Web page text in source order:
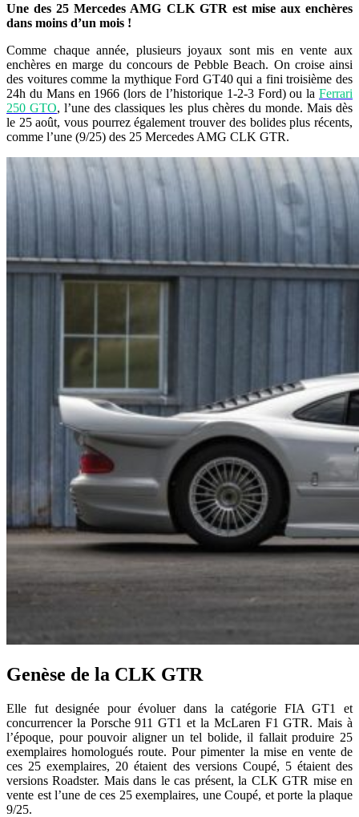
Une des 25 Mercedes AMG CLK GTR est mise aux enchères
dans moins d’un mois !
Comme chaque année, plusieurs joyaux sont mis en vente aux
enchères en marge du concours de Pebble Beach. On croise ainsi
des voitures comme la mythique Ford GT40 qui a fini troisième des
24h du Mans en 1966 (lors de l’historique 1-2-3 Ford) ou la Ferrari
250 GTO, l’une des classiques les plus chères du monde. Mais dès
le 25 août, vous pourrez également trouver des bolides plus récents,
comme l’une (9/25) des 25 Mercedes AMG CLK GTR.
Genèse de la CLK GTR
Elle fut designée pour évoluer dans la catégorie FIA GT1 et
concurrencer la Porsche 911 GT1 et la McLaren F1 GTR. Mais à
l’époque, pour pouvoir aligner un tel bolide, il fallait produire 25
exemplaires homologués route. Pour pimenter la mise en vente de
ces 25 exemplaires, 20 étaient des versions Coupé, 5 étaient des
versions Roadster. Mais dans le cas présent, la CLK GTR mise en
vente est l’une de ces 25 exemplaires, une Coupé, et porte la plaque
9/25.